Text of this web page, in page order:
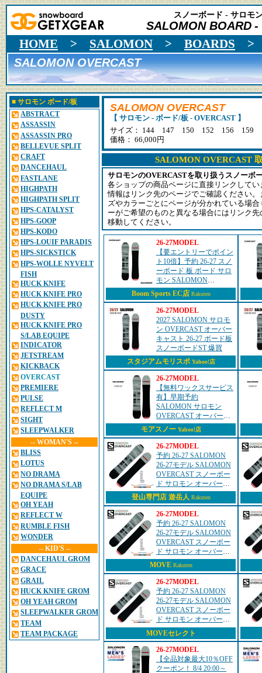
スノーボード - サロモ
SALOMON BOARD -
HOME > SALOMON > BOARDS
SALOMON OVERCAST
■ サロモン ボード/板
ABSTRACT
ASSASSIN
ASSASSIN PRO
BELLEVUE SPLIT
CRAFT
DANCEHAUL
FASTLANE
HIGHPATH
HIGHPATH SPLIT
HPS-CATALYST
HPS-GOOP
HPS-KODO
HPS-LOUIF PARADIS
HPS-SICKSTICK
HPS-WOLLE NYVELT
FISH
HUCK KNIFE
HUCK KNIFE PRO
HUCK KNIFE PRO
DUSTY
HUCK KNIFE PRO
S/LAB EQUIPE
INDICATOR
JETSTREAM
KICKBACK
OVERCAST
PREMIERE
PULSE
REFLECT M
SIGHT
SLEEPWALKER
-- WOMAN'S --
BLISS
LOTUS
NO DRAMA
NO DRAMA S/LAB
EQUIPE
OH YEAH
REFLECT W
RUMBLE FISH
WONDER
-- KID'S --
DANCEHAUL GROM
GRACE
GRAIL
HUCK KNIFE GROM
OH YEAH GROM
SLEEPWALKER GROM
TEAM
TEAM PACKAGE
SALOMON OVERCAST
【 サロモン - ボード/板 - OVERCAST 】
サイズ： 144 147 150 152 156 159
価格： 66,000円
SALOMON OVERCAST
サロモンのOVERCASTを取り扱うスノーボ
各ショップの商品ページに直接リンクして
情報はリンク先のページでご確認ください
ズやカラーごとにページが分かれている場
ーがご希望のものと異なる場合にはリンク
移動してください。
26-27MODEL
【要エントリーでポイン
ト10倍】予約 26-27 スノ
ーボード 板 ボード サロ
モン SALOMON
OVERCAST メンズ レデ
ィース 日本正規品
Boom Sports EC店 Rakuten
26-27MODEL
2027 SALOMON サロモ
ン OVERCAST オーバー
キャスト 26-27 ボード板
スノーボードST 爆買
スタジアムモリスポ Yahoo!店
26-27MODEL
【無料ワックスサービス
有】早期予約
SALOMON サロモン
OVERCAST オーバーキ
ャスト 26-27 2027 スノー
ボード
モアスノー Yahoo!店
26-27MODEL
予約 26-27 SALOMON
26-27モデル SALOMON
OVERCAST スノーボー
ド サロモン オーバーキ
ャスト パウダー フリー
ライド カービング ディ
レクショナル バ...
登山専門店 遊岳人 Rakuten
26-27MODEL
予約 26-27 SALOMON
26-27モデル SALOMON
OVERCAST スノーボー
ド サロモン オーバーキ
ャスト パウダー フリー
ライド カービング ディ
レクショナル バ...
MOVE Rakuten
26-27MODEL
予約 26-27 SALOMON
26-27モデル SALOMON
OVERCAST スノーボー
ド サロモン オーバーキ
ャスト フリーライド 正
規品 26-27-BO-SLM
MOVEセレクト
26-27MODEL
【全品対象最大10％OFF
クーポン！ 8/4 20:00～